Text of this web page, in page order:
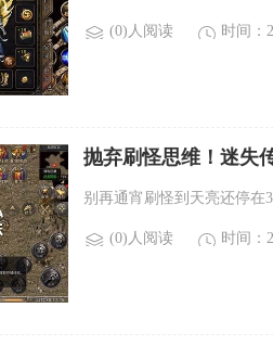
(0)人阅读 时间：
抛弃刷怪思维！迷失
别再通宵刷怪到天亮还停
(0)人阅读 时间：